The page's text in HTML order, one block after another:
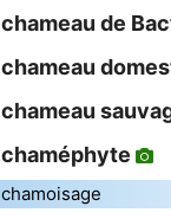
chameau de
chameau
chameau
chaméphyte
chamoisage